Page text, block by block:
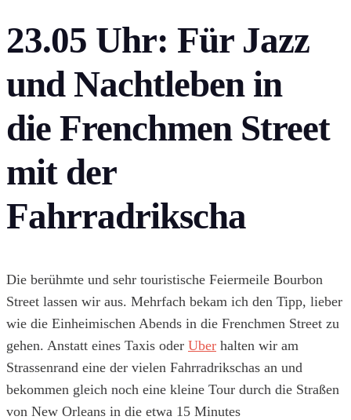
23.05 Uhr: Für Jazz
und Nachtleben in
die Frenchmen Street
mit der
Fahrradrikscha
Die berühmte und sehr touristische Feiermeile Bourbon
Street lassen wir aus. Mehrfach bekam ich den Tipp, lieber
wie die Einheimischen Abends in die Frenchmen Street zu
gehen. Anstatt eines Taxis oder Uber halten wir am
Strassenrand eine der vielen Fahrradrikschas an und
bekommen gleich noch eine kleine Tour durch die Straßen
von New Orleans in die etwa 15 Minutes